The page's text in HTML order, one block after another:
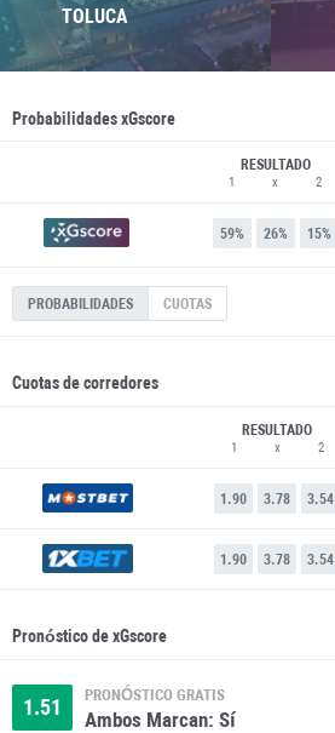
TOLUCA
Probabilidades xGscore
RESULTADO
1
59%
x
26%
2
15%
PROBABILIDADES CUOTAS
Cuotas de corredores
RESULTADO
1
1.90
x
3.78
2
3.54
1.90 3.78 3.54
Pronóstico de xGscore
1.51 PRONÓSTICO GRATIS
Ambos Marcan: Sí